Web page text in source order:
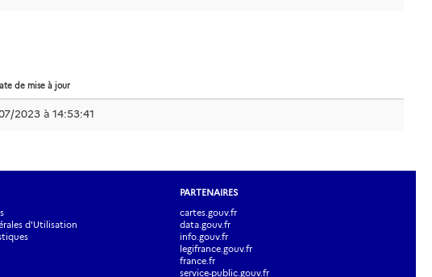
de mise à jour
2023 à 14:53:41
d'Utilisation
PARTENAIRES
cartes.gouv.fr
data.gouv.fr
info.gouv.fr
legifrance.gouv.fr
france.fr
service-public.gouv.fr